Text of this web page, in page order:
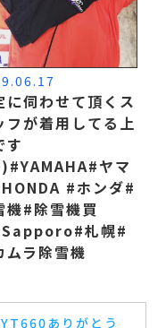
に伺わせて頂くス
フが着用してる上
す
#YAMAHA#ヤマ
#ホンダ #
機#除雪機買
札幌 #
ムラ除雪機
ありがとう